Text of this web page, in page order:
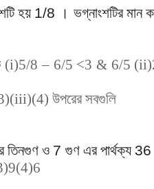
হয় 1/8 । ভগ্নাংশটির মান
(i)5/8 – 6/5 <3 & 6/5
উপরের সবগুলি
তিনগুণ ও 7 গুণ এর পার্থক্য 36